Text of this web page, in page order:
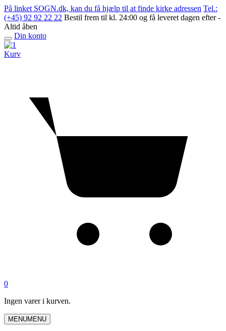
Skip
to
content
På linket SOGN.dk, kan du få hjælp til at finde kirke adressen Tel.:
(+45) 92 92 22 22 Bestil frem til kl. 24:00 og få leveret dagen efter -
Altid åben
Open
menu
Din konto
Kurv
0
Ingen varer i kurven.
MENUMENU